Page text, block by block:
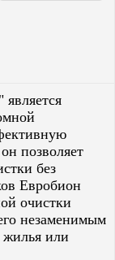
позволяет
без
Евробион
очистки
незаменимым
жилья или